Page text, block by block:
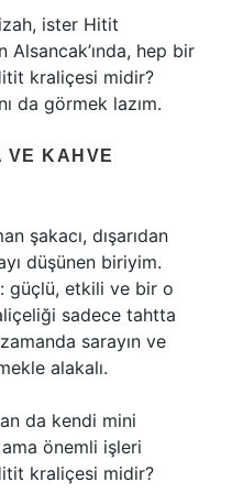
ister Hitit
Alsancak’ında, hep bir
kraliçesi midir?
da görmek lazım.
VE KAHVE
şakacı, dışarıdan
düşünen biriyim.
güçlü, etkili ve bir o
sadece tahtta
sarayın ve
alakalı.
da kendi mini
ama önemli işleri
kraliçesi midir?